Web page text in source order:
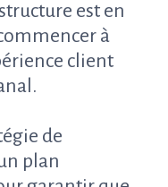
est en
à
client
de
plan